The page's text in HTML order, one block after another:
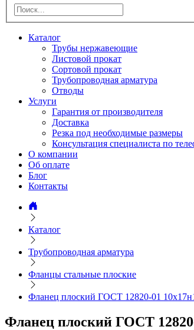
Каталог
Трубы нержавеющие
Листовой прокат
Сортовой прокат
Трубопроводная арматура
Отводы
Услуги
Гарантия от производителя
Доставка
Резка под необходимые размеры
Консультация специалиста по
О компании
Об оплате
Блог
Контакты
Каталог
Трубопроводная арматура
Фланцы стальные плоские
Фланец плоский ГОСТ 12820-01
Фланец плоский ГОСТ